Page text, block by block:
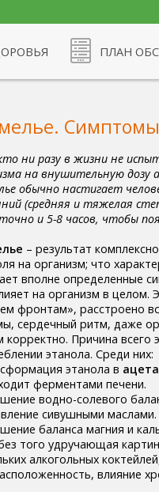
ПЛАН
ни разу в жизни не
на внушительную дозу
обычно настигает
(средняя и тяжелая
и 5-8 часов, чтобы
– результат
на организм; что
вполне определенные
на организм в целом.
фронтам», расстроено
сердечный ритм, даже
корректно. Причина всего
этанола. Среди них:
этанола в
ферментами печени.
водно-солевого
сивушными маслами.
баланса магния и
того удручающая
алкогольных
влияние